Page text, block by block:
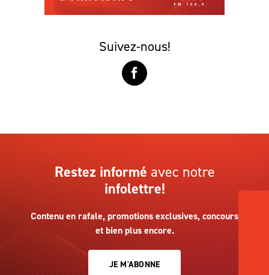
Suivez-nous!
Restez informé avec notre
infolettre!
Contenu en rafale, promotions exclusives, concours
et bien plus encore.
JE M'ABONNE